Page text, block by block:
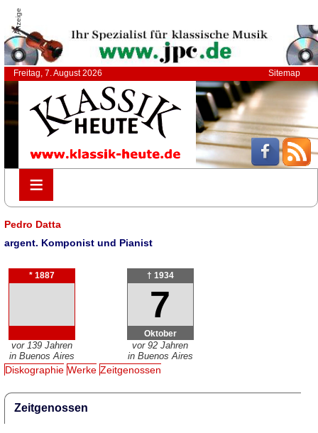
Anzeige
Freitag, 7. August 2026 Sitemap
≡
≡
Pedro Datta
argent. Komponist und Pianist
* 1887
vor 139 Jahren
in Buenos Aires
† 1934
7
Oktober
vor 92 Jahren
in Buenos Aires
Diskographie Werke Zeitgenossen
Zeitgenossen